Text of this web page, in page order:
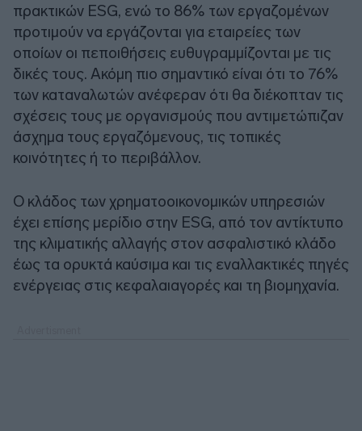
πρακτικών ESG, ενώ το 86% των εργαζομένων
προτιμούν να εργάζονται για εταιρείες των
οποίων οι πεποιθήσεις ευθυγραμμίζονται με τις
δικές τους. Ακόμη πιο σημαντικό είναι ότι το 76%
των καταναλωτών ανέφεραν ότι θα διέκοπταν τις
σχέσεις τους με οργανισμούς που αντιμετώπιζαν
άσχημα τους εργαζόμενους, τις τοπικές
κοινότητες ή το περιβάλλον.
Ο κλάδος των χρηματοοικονομικών υπηρεσιών
έχει επίσης μερίδιο στην ESG, από τον αντίκτυπο
της κλιματικής αλλαγής στον ασφαλιστικό κλάδο
έως τα ορυκτά καύσιμα και τις εναλλακτικές πηγές
ενέργειας στις κεφαλαιαγορές και τη βιομηχανία.